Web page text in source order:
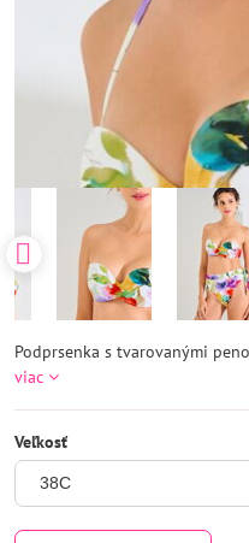
Podprsenka s tvarovanými
viac
Veľkosť